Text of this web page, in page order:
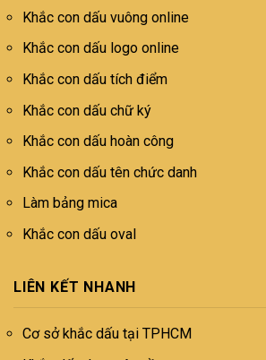
Khắc con dấu vuông online
Khắc con dấu logo online
Khắc con dấu tích điểm
Khắc con dấu chữ ký
Khắc con dấu hoàn công
Khắc con dấu tên chức danh
Làm bảng mica
Khắc con dấu oval
LIÊN KẾT NHANH
Cơ sở khắc dấu tại TPHCM